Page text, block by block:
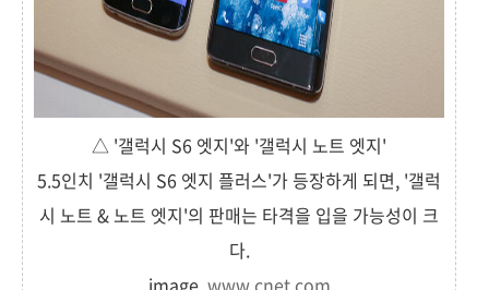
△ '갤럭시 S6 엣지'와 '갤럭시 노트 엣지'
5.5인치 '갤럭시 S6 엣지 플러스'가 등장하게 되면, '갤럭
시 노트 & 노트 엣지'의 판매는 타격을 입을 가능성이 크
다.
image.www.cnet.com